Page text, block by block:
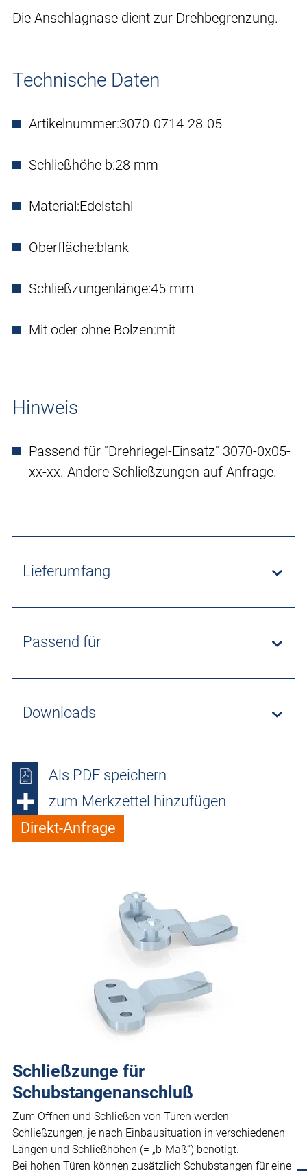
Die Anschlagnase dient zur Drehbegrenzung.
Technische Daten
Artikelnummer:3070-0714-28-05
Schließhöhe b:28 mm
Material:Edelstahl
Oberfläche:blank
Schließzungenlänge:45 mm
Mit oder ohne Bolzen:mit
Hinweis
Passend für "Drehriegel-Einsatz" 3070-0x05-
xx-xx. Andere Schließzungen auf Anfrage.
Lieferumfang
Passend für
Downloads
Als PDF speichern
zum Merkzettel hinzufügen
Direkt-Anfrage
Schließzunge für
Schubstangenanschluß
Zum Öffnen und Schließen von Türen werden
Schließzungen, je nach Einbausituation in verschiedenen
Längen und Schließhöhen (= „b-Maß“) benötigt.
Bei hohen Türen können zusätzlich Schubstangen für eine